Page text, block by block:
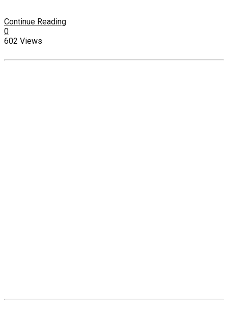
Continue Reading
0
602 Views